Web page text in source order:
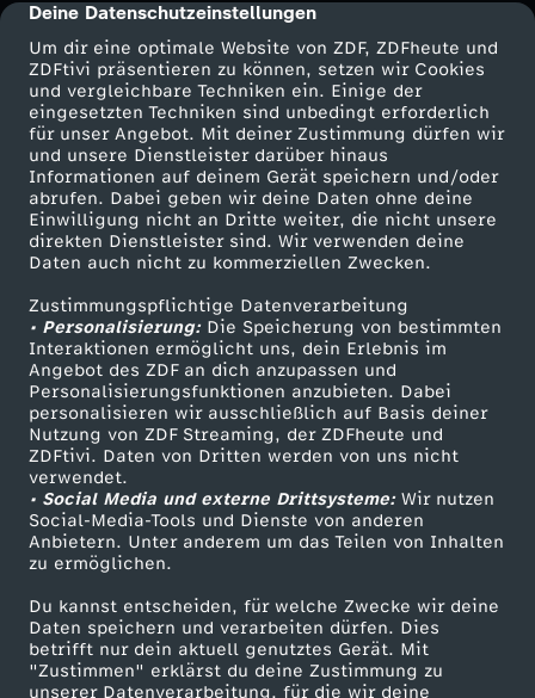
cmp-dialog-description
Deine Datenschutzeinstellungen
Um dir eine optimale Website von ZDF, ZDFheute und
ZDFtivi präsentieren zu können, setzen wir Cookies
und vergleichbare Techniken ein. Einige der
eingesetzten Techniken sind unbedingt erforderlich
für unser Angebot. Mit deiner Zustimmung dürfen wir
und unsere Dienstleister darüber hinaus
Informationen auf deinem Gerät speichern und/oder
abrufen. Dabei geben wir deine Daten ohne deine
Einwilligung nicht an Dritte weiter, die nicht unsere
direkten Dienstleister sind. Wir verwenden deine
Daten auch nicht zu kommerziellen Zwecken.
Zustimmungspflichtige Datenverarbeitung
• Personalisierung:Die Speicherung von bestimmten
Interaktionen ermöglicht uns, dein Erlebnis im
Angebot des ZDF an dich anzupassen und
Personalisierungsfunktionen anzubieten. Dabei
personalisieren wir ausschließlich auf Basis deiner
Nutzung von ZDF Streaming, der ZDFheute und
ZDFtivi. Daten von Dritten werden von uns nicht
verwendet.
• Social Media und externe Drittsysteme:Wir nutzen
Social-Media-Tools und Dienste von anderen
Anbietern. Unter anderem um das Teilen von Inhalten
zu ermöglichen.
Du kannst entscheiden, für welche Zwecke wir deine
Daten speichern und verarbeiten dürfen. Dies
betrifft nur dein aktuell genutztes Gerät. Mit
"Zustimmen" erklärst du deine Zustimmung zu
unserer Datenverarbeitung, für die wir deine
t
e
-
i
n
D
e
u
t
s
c
h
Mehr ZDF
ZDF-Apps
Smart TV
ZDFtext
Livestreams
Sendungen A-Z
TV-Programm
Service
ZDFmitreden
Kontakt zum ZDF
Tickets
Zuschauerservice
Hilfe
ZDF Unternehmen
Karriere
ZDF goes Schule
Werbefernsehen